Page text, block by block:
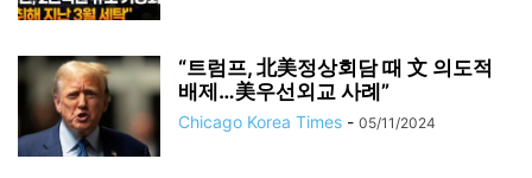
“트럼프, 北美정상회담 때 文 의도적
배제…美우선외교 사례”
Chicago Korea Times - 05/11/2024